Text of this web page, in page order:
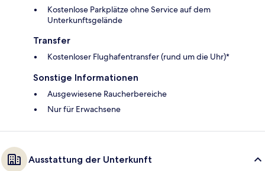
Kostenlose Parkplätze ohne Service auf dem
Unterkunftsgelände
Transfer
Kostenloser Flughafentransfer (rund um die Uhr)*
Sonstige Informationen
Ausgewiesene Raucherbereiche
Nur für Erwachsene
Ausstattung der Unterkunft